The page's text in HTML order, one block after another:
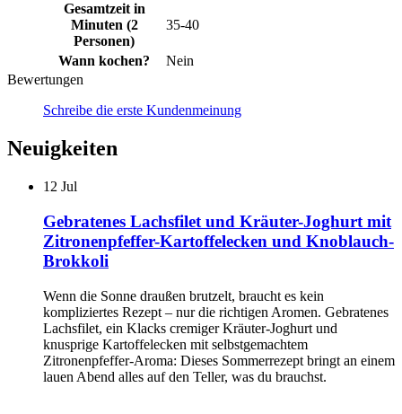
Gesamtzeit in
Minuten (2
Personen)
35-40
Wann kochen?
Nein
Bewertungen
Schreibe die erste Kundenmeinung
Neuigkeiten
12 Jul
Gebratenes Lachsfilet und Kräuter-Joghurt mit
Zitronenpfeffer-Kartoffelecken und Knoblauch-
Brokkoli
Wenn die Sonne draußen brutzelt, braucht es kein
kompliziertes Rezept – nur die richtigen Aromen. Gebratenes
Lachsfilet, ein Klacks cremiger Kräuter-Joghurt und
knusprige Kartoffelecken mit selbstgemachtem
Zitronenpfeffer-Aroma: Dieses Sommerrezept bringt an einem
lauen Abend alles auf den Teller, was du brauchst.